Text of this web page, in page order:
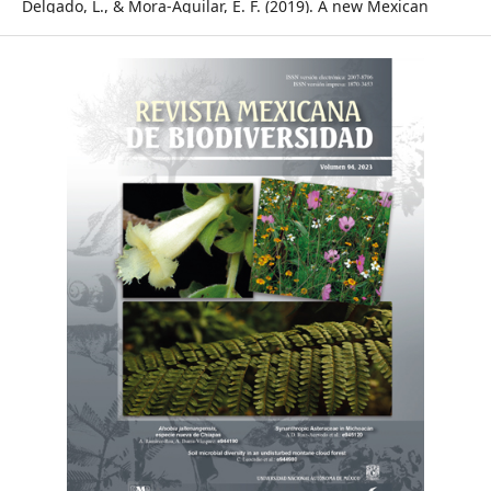
Delgado, L., & Mora-Aguilar, E. F. (2019). A new Mexican
species of Onthophagus Latreille (Coleoptera: Scarabaeidae:
Scarabaeinae), with a revised key to the species of the O.
dicranius species complex. Zootaxa, 4695, 586–592.
https://doi.org/10.11646/zootaxa.4695.6.9
Delgado, L., Peraza, L. N., & Deloya, C. (2006). Onthophagus
yucatanus, a new species of the clypeatus group from
Mexico and Guatemala (Coleoptera: Scarabaeidae). Florida
Entomologist, 89, 6–9.https://doi.org/10.1653/0015-
4040(2006)89[6:OYANSO]2.0.CO;2
Favila, M. E., & Halffter, G. (1997). The use of indicator
groups for measuring biodiversity as related to community
structure and function. Acta Zoológica Mexicana (N. S.), 72,
https://doi.org/10.21829/azm.1997.72721734
GBIF (Global Biodiversity Information Facility). (2019). GBIF
Secretariat. Retrieved January, 2020 from: